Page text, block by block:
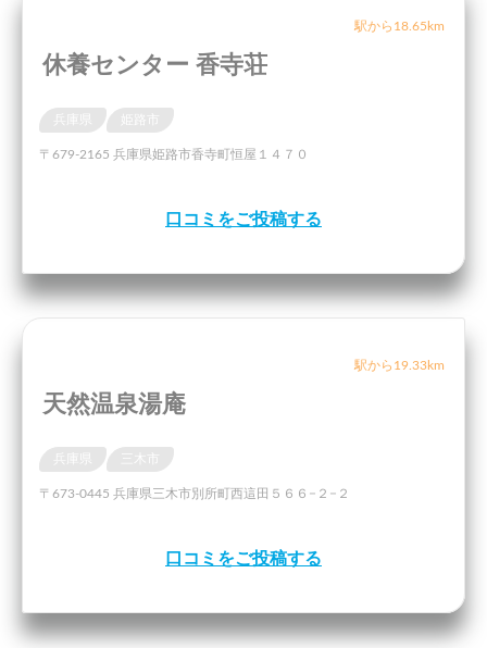
駅から18.65km
休養センター 香寺荘
姫路市
〒679-2165 兵庫県姫路市香寺町恒屋１４７０
口コミをご投稿する
駅から19.33km
天然温泉湯庵
〒673-0445 兵庫県三木市別所町西這田５６６−２−２
口コミをご投稿する